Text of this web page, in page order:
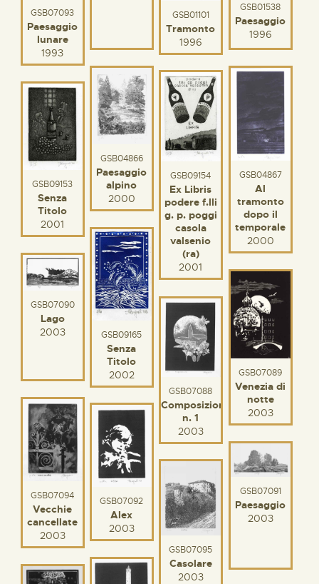
GSB07093
Paesaggio
lunare
1993
GSB01101
Tramonto
1996
GSB01538
Paesaggio
1996
GSB04866
Paesaggio
alpino
2000
GSB04867
Al
tramonto
dopo il
temporale
2000
GSB09154
Ex Libris
podere f.lli
g. p. poggi
casola
valsenio
(ra)
2001
GSB09153
Senza
Titolo
2001
GSB09165
Senza
Titolo
2002
GSB07090
Lago
2003
GSB07089
Venezia di
notte
2003
GSB07088
Composizione
n. 1
2003
GSB07094
Vecchie
cancellate
2003
GSB07092
Alex
2003
GSB07091
Paesaggio
2003
GSB07095
Casolare
2003